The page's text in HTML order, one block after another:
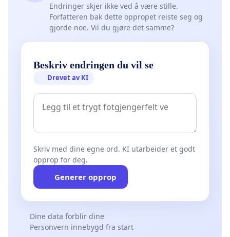
Endringer skjer ikke ved å være stille.
Forfatteren bak dette oppropet reiste seg og
gjorde noe. Vil du gjøre det samme?
Beskriv endringen du vil se
Drevet av KI
Skriv med dine egne ord. KI utarbeider et godt
opprop for deg.
Generer opprop
Dine data forblir dine
Personvern innebygd fra start